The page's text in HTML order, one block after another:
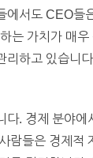
에서도 CEO
는 가치가 매
리하고 있습니
. 경제 분야
람들은 경제